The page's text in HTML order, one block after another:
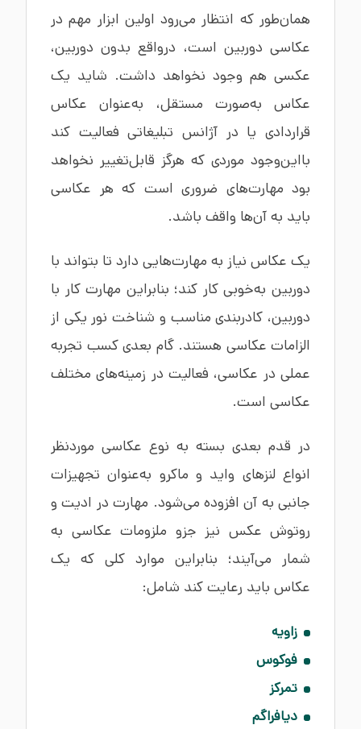
همان‌طور که انتظار می‌رود اولین ابزار مهم در
عکاسی دوربین است، درواقع بدون دوربین،
عکسی هم وجود نخواهد داشت. شاید یک
عکاس به‌صورت مستقل، به‌عنوان عکاس
قراردادی یا در آژانس تبلیغاتی فعالیت کند
بااین‌وجود موردی که هرگز قابل‌تغییر نخواهد
بود مهارت‌های ضروری است که هر عکاسی
باید به آن‌ها واقف باشد.
یک عکاس نیاز به مهارت‌هایی دارد تا بتواند با
دوربین به‌خوبی کار کند؛ بنابراین مهارت کار با
دوربین، کادربندی مناسب و شناخت نور یکی از
الزامات عکاسی هستند. گام بعدی کسب تجربه
عملی در عکاسی، فعالیت در زمینه‌های مختلف
عکاسی است.
در قدم بعدی بسته به نوع عکاسی موردنظر
انواع لنزهای واید و ماکرو به‌عنوان تجهیزات
جانبی به آن افزوده می‌شود. مهارت در ادیت و
روتوش عکس نیز جزو ملزومات عکاسی به
شمار می‌آیند؛ بنابراین موارد کلی که یک
عکاس باید رعایت کند شامل:
زاویه
فوکوس
تمرکز
دیافراگم